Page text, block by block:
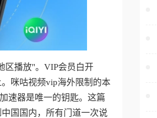
区播放"。VIP会员白开
咪咕视频vip海外限制的本
速器是唯一的钥匙。这篇
国国内，所有门道一次说